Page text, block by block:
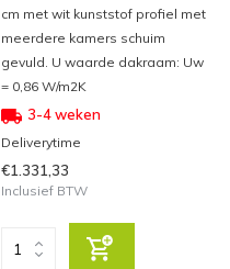
cm met wit kunststof profiel met
meerdere kamers schuim
gevuld. U waarde dakraam: Uw
= 0,86 W/m2K
3-4 weken
Deliverytime
€1.331,33
Inclusief BTW